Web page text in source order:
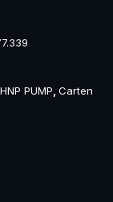
HNP PUMP Carten